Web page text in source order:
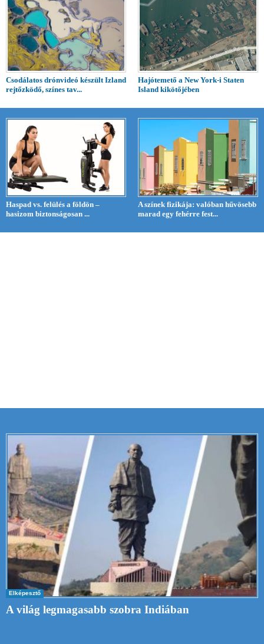
Csodálatos drónvideó készült Izland
rejtőzködő, színes tav...
Hajótemető a New York-i Staten
Island kikötőjében
Haspad vs. felülés a földön –
hasizom biztonságosan ...
A színek fizikája: valóban hűvösebb
marad egy fehérre fest...
Elképesztő
A világ legmagasabb szobra Indiában